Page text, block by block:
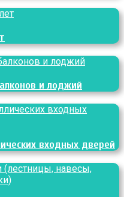
и лоджий
входных дверей